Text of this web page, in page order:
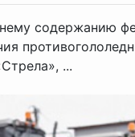
содержанию
...